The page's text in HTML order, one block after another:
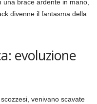
brace ardente in mano,
divenne il fantasma della
evoluzione
venivano scavate